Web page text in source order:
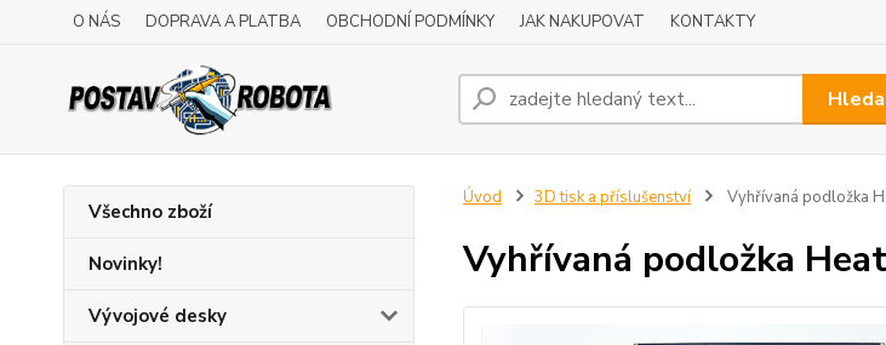
O NÁS DOPRAVA A PLATBA OBCHODNÍ PODMÍNKY JAK NAKUPOVAT KONTAKTY
Všechno zboží
Novinky!
Vývojové desky
Úvod 3D tisk a příslušenství Vyhřívaná podložka
Vyhřívaná podložka